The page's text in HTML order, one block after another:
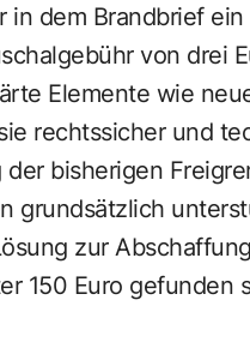
in dem Brandbrief
von drei
Elemente wie
rechtssicher und
bisherigen
grundsätzlich
zur
150 Euro gefunden